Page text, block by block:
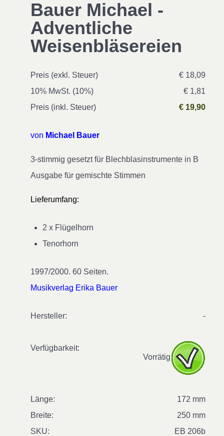
Bauer Michael -
Adventliche
Weisenbläsereien
Preis (exkl. Steuer)
€ 18,09
10% MwSt. (10%)
€ 1,81
Preis (inkl. Steuer)
€ 19,90
von Michael Bauer
3-stimmig gesetzt für Blechblasinstrumente in B
Ausgabe für gemischte Stimmen
Lieferumfang:
2 x Flügelhorn
Tenorhorn
1997/2000. 60 Seiten.
Musikverlag Erika Bauer
Hersteller: -
Verfügbarkeit:
Vorrätig
Länge:
172 mm
Breite:
250 mm
SKU:
EB 206b